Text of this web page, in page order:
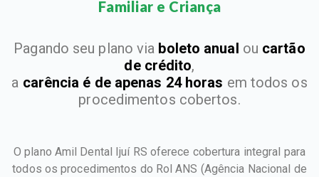
Familiar e Criança​
Pagando seu plano via boleto anual ou cartão
de crédito,
a carência é de apenas 24 horas em todos os
procedimentos cobertos.
O plano Amil Dental Ijuí RS oferece cobertura integral para
todos os procedimentos do Rol ANS (Agência Nacional de